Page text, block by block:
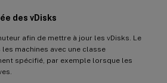
des vDisks
afin de mettre à jour les vDisks. Le
machines avec une classe
spécifié, par exemple lorsque les